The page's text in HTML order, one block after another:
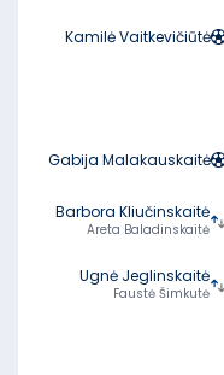
Kamilė Vaitkevičiūtė
Gabija Malakauskaitė
Barbora Kliučinskaitė
Areta Baladinskaitė
Ugnė Jeglinskaitė
Faustė Šimkutė